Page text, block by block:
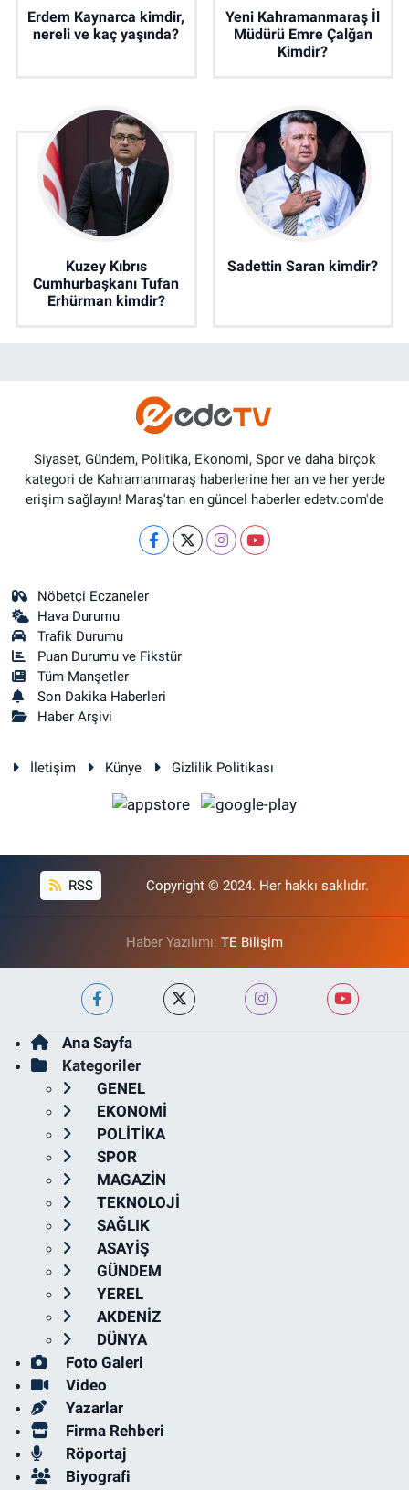
Erdem Kaynarca kimdir,
nereli ve kaç yaşında?
Yeni Kahramanmaraş İl
Müdürü Emre Çalğan
Kimdir?
Kuzey Kıbrıs
Cumhurbaşkanı Tufan
Erhürman kimdir?
Sadettin Saran kimdir?
Siyaset, Gündem, Politika, Ekonomi, Spor ve daha birçok
kategori de Kahramanmaraş haberlerine her an ve her yerde
erişim sağlayın! Maraş'tan en güncel haberler edetv.com'de
Nöbetçi Eczaneler
Hava Durumu
Trafik Durumu
Puan Durumu ve Fikstür
Tüm Manşetler
Son Dakika Haberleri
Haber Arşivi
İletişim Künye Gizlilik Politikası
RSS Copyright © 2024. Her hakkı saklıdır.
Haber Yazılımı: TE Bilişim
Ana Sayfa
Kategoriler
GENEL
EKONOMİ
POLİTİKA
SPOR
MAGAZİN
TEKNOLOJİ
SAĞLIK
ASAYİŞ
GÜNDEM
YEREL
AKDENİZ
DÜNYA
Foto Galeri
Video
Yazarlar
Firma Rehberi
Röportaj
Biyografi